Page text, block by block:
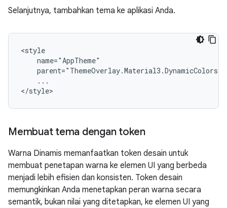
Selanjutnya, tambahkan tema ke aplikasi Anda.
...
Membuat tema dengan token
Warna Dinamis memanfaatkan token desain untuk
membuat penetapan warna ke elemen UI yang berbeda
menjadi lebih efisien dan konsisten. Token desain
memungkinkan Anda menetapkan peran warna secara
semantik, bukan nilai yang ditetapkan, ke elemen UI yang